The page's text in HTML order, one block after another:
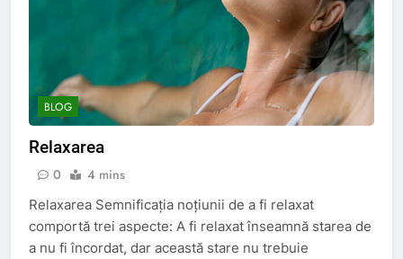
BLOG
Relaxarea
0 4 mins
Relaxarea Semnificaţia noţiunii de a fi relaxat
comportă trei aspecte: A fi relaxat înseamnă starea de
a nu fi încordat, dar această stare nu trebuie